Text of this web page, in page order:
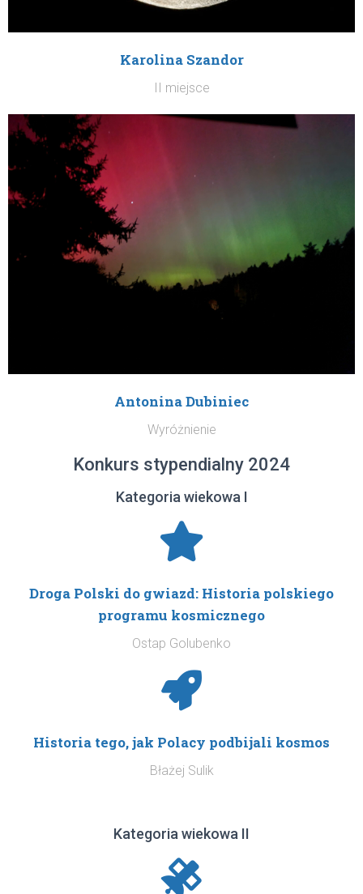
Karolina Szandor
II miejsce
Antonina Dubiniec
Wyróżnienie
Konkurs stypendialny 2024
Kategoria wiekowa I
Droga Polski do gwiazd: Historia polskiego
programu kosmicznego
Ostap Golubenko
Historia tego, jak Polacy podbijali kosmos
Błażej Sulik
Kategoria wiekowa II